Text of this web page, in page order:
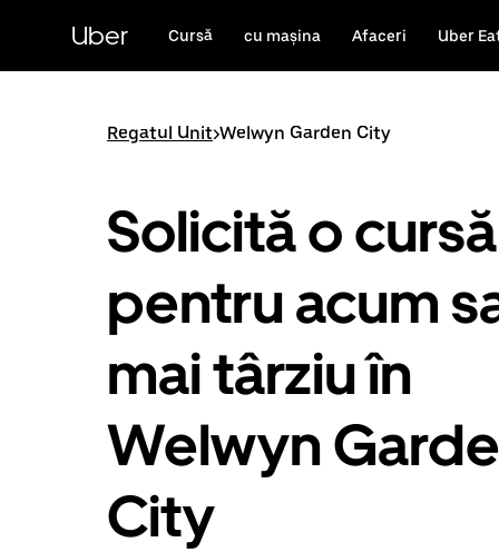
conținutul
principal
Uber Cursă cu mașina Afaceri Uber
Regatul Unit>Welwyn Garden City
Solicită o cursă
pentru acum
mai târziu în
Welwyn
City